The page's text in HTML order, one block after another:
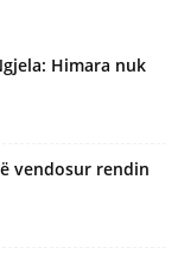
Himara nuk
vendosur rendin